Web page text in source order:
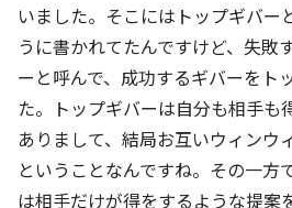
いました。そこにはトップギバー
うに書かれてたんですけど、失敗
ーと呼んで、成功するギバーをト
た。トップギバーは自分も相手も
ありまして、結局お互いウィンウ
ということなんですね。その一方
は相手だけが得をするような提案